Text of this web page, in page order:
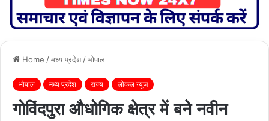
Home /मध्य प्रदेश /भोपाल
भोपाल मध्य प्रदेश राज्य लोकल न्यूज़
गोविंदपुरा औधोगिक क्षेत्र में बने नवीन